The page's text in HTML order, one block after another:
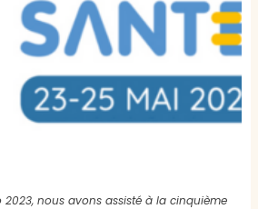
2023, nous avons assisté à la cinquième